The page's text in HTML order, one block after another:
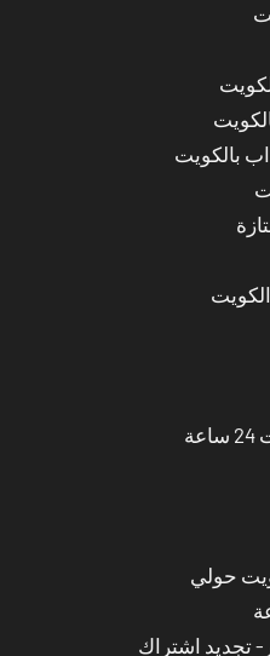
بالكويت
حولي